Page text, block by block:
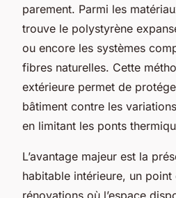
parement. Parmi les
trouve le polystyrène
ou encore les systèmes
fibres naturelles. Cette
extérieure permet de
bâtiment contre les
en limitant les ponts
L’avantage majeur est la
habitable intérieure, un
rénovations où l’espace